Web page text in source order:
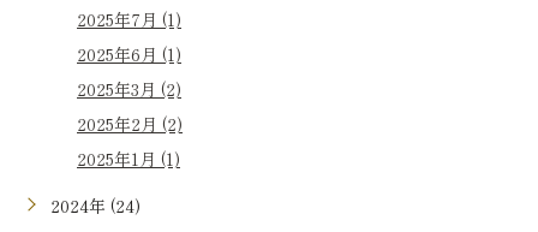
2025年7月 (1)
2025年6月 (1)
2025年3月 (2)
2025年2月 (2)
2025年1月 (1)
2024年 (24)